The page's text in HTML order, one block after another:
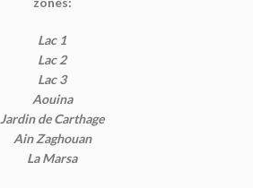
Lac 1
Lac 2
Lac 3
Aouina
Jardin de Carthage
Ain Zaghouan
La Marsa